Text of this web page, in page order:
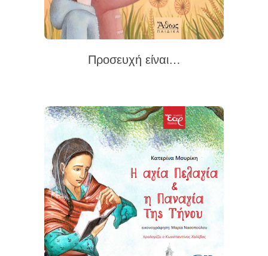
Προσευχή είναι…